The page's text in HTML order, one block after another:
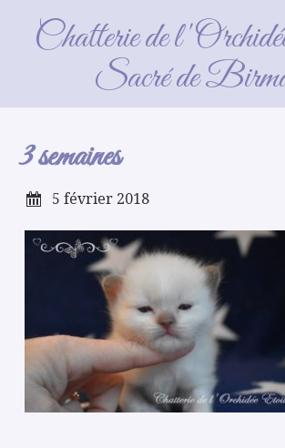
Chatterie de
Sacré de
3 semaines
3 semaines
5 février 2018